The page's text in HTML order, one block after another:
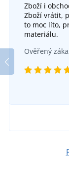
Zboží i
Zboží vrátit,
to moc líto,
materiálu.
Ověřený